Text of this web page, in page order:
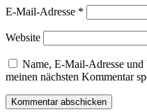
E-Mail-Adresse *
Website
Name, E-Mail-Adresse
meinen nächsten Kommentar